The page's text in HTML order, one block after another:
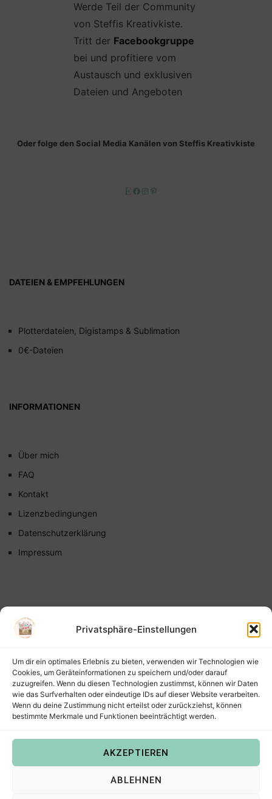
Privatsphäre-Einstellungen
Um dir ein optimales Erlebnis zu bieten, verwenden wir Technologien wie
Cookies, um Geräteinformationen zu speichern und/oder darauf
zuzugreifen. Wenn du diesen Technologien zustimmst, können wir Daten
wie das Surfverhalten oder eindeutige IDs auf dieser Website verarbeiten.
Wenn du deine Zustimmung nicht erteilst oder zurückziehst, können
bestimmte Merkmale und Funktionen beeinträchtigt werden.
AKZEPTIEREN
ABLEHNEN
Werde Teil der Community
von Steffis Kreativkiste.
Tritt der Facebookgruppe
bei und profitiere vom
Austausch und exklusiven
Dateien und Angeboten
Oder folge den Social Media Kanälen von Steffis Kreativkiste
EtsyFacebook
Instagram
DATEIEN & EMPFEHLUNGEN
Plotterdateien, Digistamps & Sublimation
0€-Dateien
INFORMATIONEN
Über mich
FAQ
Kontakt
Lizenzbedingungen
Datenschutzerklärung
Impressum
Copyright © 2022Steffis Kreativkiste – Plotterdateien,
Digistamps und Freebies in SVG, PNG, DXF, EPS & PDF